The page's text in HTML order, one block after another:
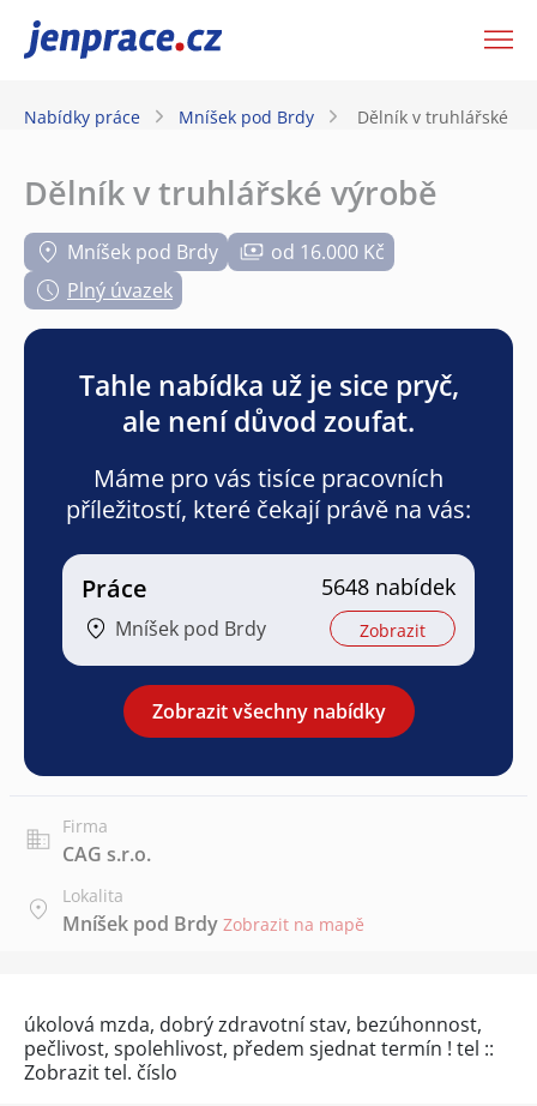
JenPráce.cz
Nabídky práce Mníšek pod Brdy Dělník v truhlářské
Dělník v truhlářské výrobě
Mníšek pod Brdy
od 16.000 Kč
Plný úvazek
Tahle nabídka už je sice pryč,
ale není důvod zoufat.
Máme pro vás tisíce pracovních
příležitostí, které čekají právě na vás:
Práce
Mníšek pod Brdy
5648 nabídek
Zobrazit
Zobrazit všechny nabídky
Firma
CAG s.r.o.
Lokalita
Mníšek pod Brdy Zobrazit na mapě
úkolová mzda, dobrý zdravotní stav, bezúhonnost,
pečlivost, spolehlivost, předem sjednat termín ! tel ::
Zobrazit tel. číslo